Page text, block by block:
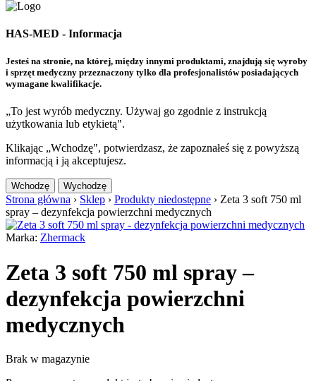
HAS-MED - Informacja
Jesteś na stronie, na której, między innymi produktami, znajdują się wyroby
i sprzęt medyczny przeznaczony tylko dla profesjonalistów posiadających
wymagane kwalifikacje.
„To jest wyrób medyczny. Używaj go zgodnie z instrukcją
użytkowania lub etykietą".
Klikając „Wchodzę", potwierdzasz, że zapoznałeś się z powyższą
informacją i ją akceptujesz.
Wchodzę Wychodzę
Strona główna › Sklep › Produkty niedostępne › Zeta 3 soft 750 ml
spray – dezynfekcja powierzchni medycznych
Marka: Zhermack
Zeta 3 soft 750 ml spray –
dezynfekcja powierzchni
medycznych
Brak w magazynie